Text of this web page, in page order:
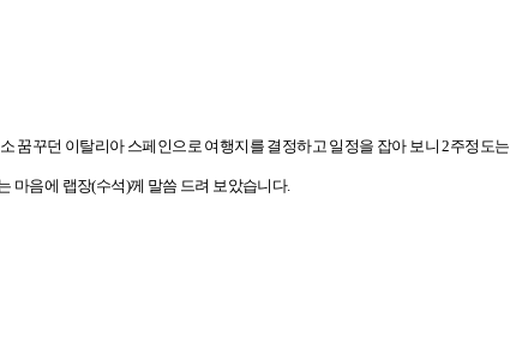
꿈꾸던 이탈리아 스페인으로 여행지를 결정하고 일정을 잡아 보니 2주정도는
마음에 랩장(수석)께 말씀 드려 보았습니다.